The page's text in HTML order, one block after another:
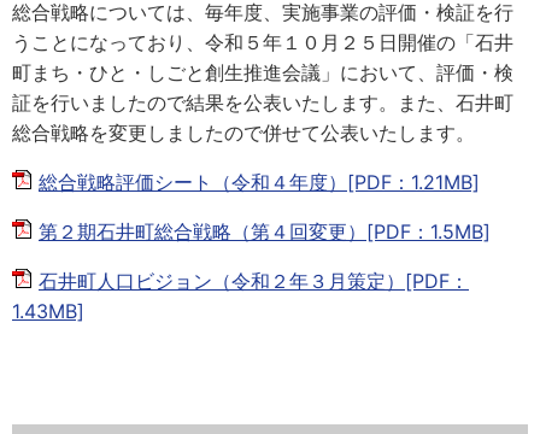
総合戦略については、毎年度、実施事業の評価・検証を行
うことになっており、令和５年１０月２５日開催の「石井
町まち・ひと・しごと創生推進会議」において、評価・検
証を行いましたので結果を公表いたします。また、石井町
総合戦略を変更しましたので併せて公表いたします。
総合戦略評価シート（令和４年度）[PDF：1.21MB]
第２期石井町総合戦略（第４回変更）[PDF：1.5MB]
石井町人口ビジョン（令和２年３月策定）[PDF：
1.43MB]